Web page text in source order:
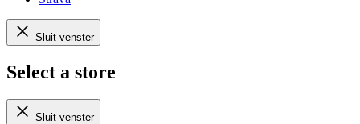
Sluit venster
Select a store
Sluit venster